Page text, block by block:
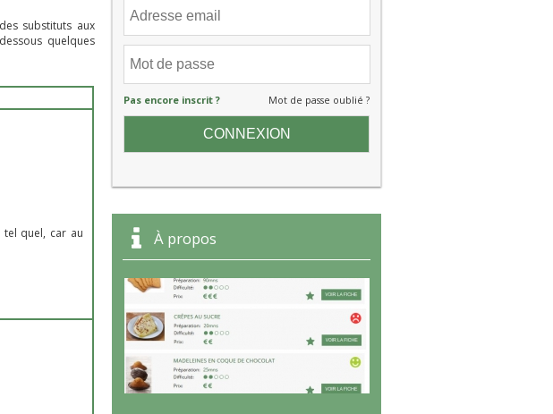
Pas encore inscrit ? Mot de passe oublié ?
À propos
substituts aux
quelques
quel, car au